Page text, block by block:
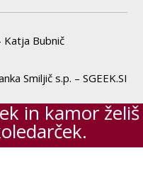
Bubnič
Smiljič s.p. – SGEEK.SI
in kamor želiš